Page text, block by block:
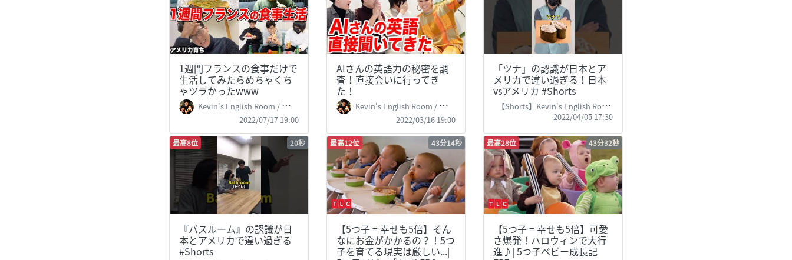
1週間フランスの食事だけで
生活してみたらめちゃくち
ゃツラかったwww
Kevin's English Room / 掛山ケビ志郎
2022/07/17 19:00
AIさんの英語力の秘密を調
査！直接会いに行ってき
た！
Kevin's English Room / 掛山ケビ志郎
2022/03/16 19:00
「ツナ」の認識が日本とア
メリカで違い過ぎる！日本
vsアメリカ #Shorts
【Shorts】Kevin's English Room
2022/04/05 17:30
最高8位 20秒
『バスルーム』の認識が日
本とアメリカで違い過ぎる
#Shorts
最高12位 43分14秒
【5つ子 = 幸せも5倍】そん
なにお金がかかるの？！5つ
子を育てる現実は厳しい...|
最高28位 43分32秒
【5つ子 = 幸せも5倍】可愛
さ爆発！ハロウィンで大行
進♪| 5つ子ベビー成長記